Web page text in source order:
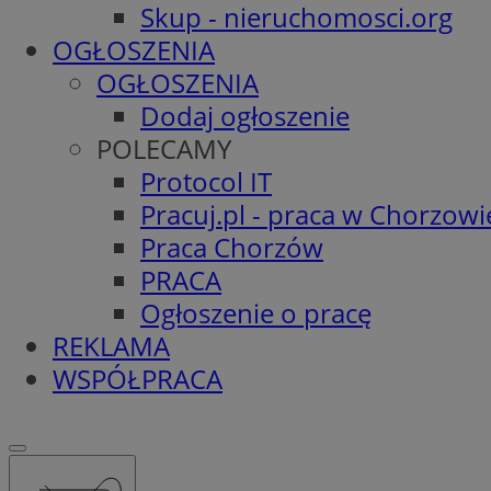
Skup - nieruchomosci.org
OGŁOSZENIA
OGŁOSZENIA
Dodaj ogłoszenie
POLECAMY
Protocol IT
Pracuj.pl - praca w
Praca Chorzów
PRACA
Ogłoszenie o pracę
REKLAMA
WSPÓŁPRACA